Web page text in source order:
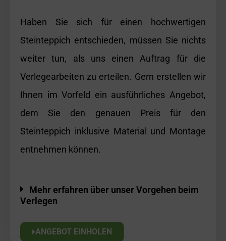
Haben Sie sich für einen hochwertigen
Steinteppich entschieden, müssen Sie nichts
weiter tun, als uns einen Auftrag für die
Verlegearbeiten zu erteilen. Gern erstellen wir
Ihnen im Vorfeld ein ausführliches Angebot,
dem Sie den genauen Preis für den
Steinteppich inklusive Material und Montage
entnehmen können.
Mehr erfahren über unser Vorgehen beim
Verlegen
ANGEBOT EINHOLEN